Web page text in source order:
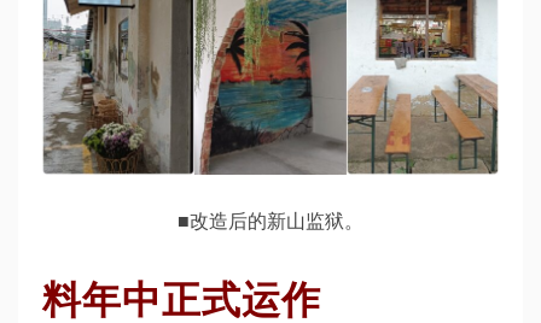
■改造后的新山监狱。
料年中正式运作